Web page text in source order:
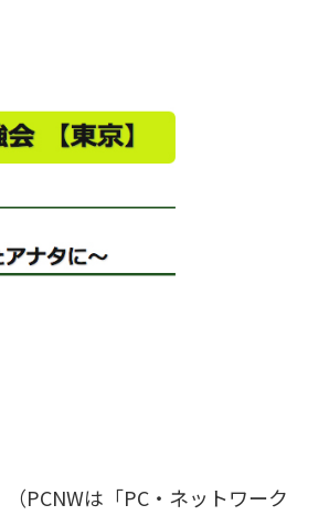
PCNWは「PC・ネットワーク